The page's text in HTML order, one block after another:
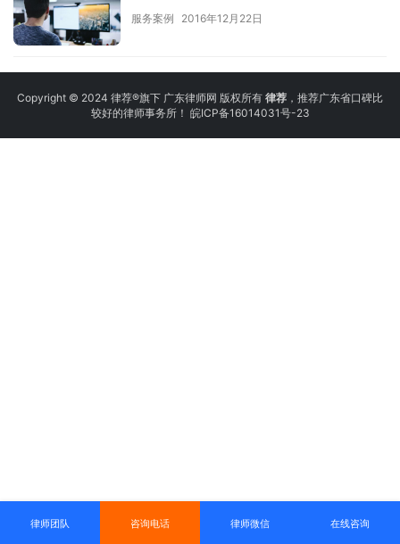
服务案例 2016年12月22日
Copyright © 2024 律荐®旗下 广东律师网 版权所有 律荐 ，推荐广东省口碑比
较好的律师事务所！ 皖ICP备16014031号-23
律师团队 咨询电话 律师微信 在线咨询